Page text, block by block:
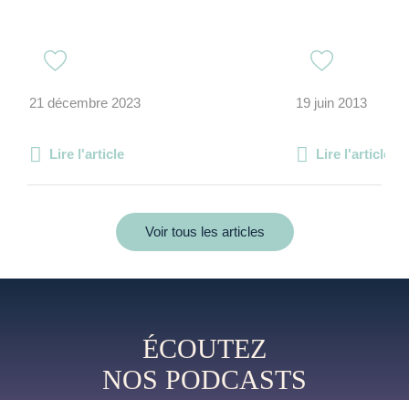
21 décembre 2023
Lire l'article
19 juin 2013
Lire l'article
Voir tous les articles
ÉCOUTEZ
NOS PODCASTS